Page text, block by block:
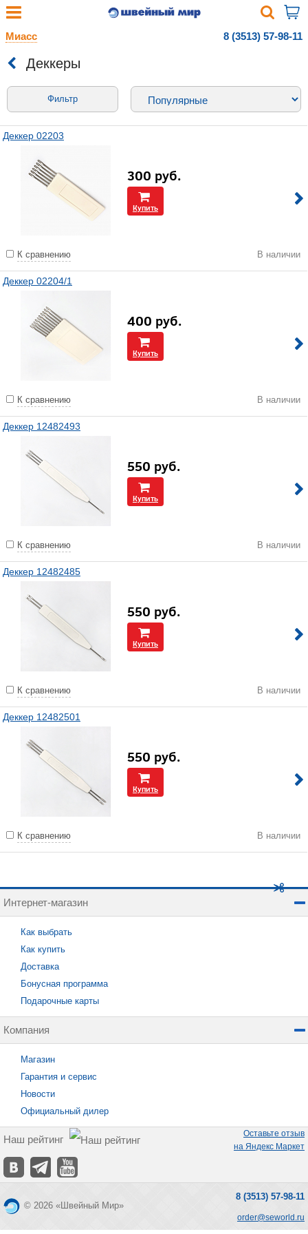
Миасс 8 (3513) 57-98-11
Деккеры
Фильтр
Деккер 02203
300 руб.
Купить
К сравнению В наличии
Деккер 02204/1
400 руб.
Купить
К сравнению В наличии
Деккер 12482493
550 руб.
Купить
К сравнению В наличии
Деккер 12482485
550 руб.
Купить
К сравнению В наличии
Деккер 12482501
550 руб.
Купить
К сравнению В наличии
Интернет-магазин
Как выбрать
Как купить
Доставка
Бонусная программа
Подарочные карты
Компания
Магазин
Гарантия и сервис
Новости
Официальный дилер
Наш рейтинг
Оставьте отзыв
на Яндекс Маркет
© 2026 «Швейный Мир»
8 (3513) 57-98-11
order@seworld.ru